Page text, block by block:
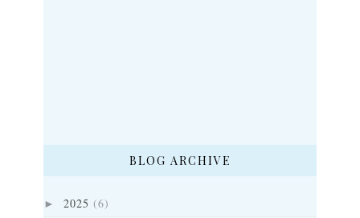
BLOG ARCHIVE
► 2025 (6)